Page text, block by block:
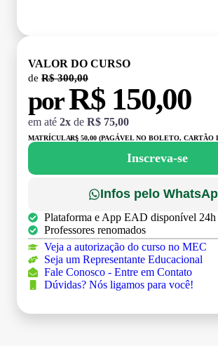
VALOR DO CURSO
de R$ 300,00
porR$ 150,00
em até 2x de R$ 75,00
MATRÍCULA:R$ 50,00 (PAGÁVEL NO BOLETO, CARTÃO
Inscreva-se
Infos pelo
Plataforma e App EAD disponível 24h
Professores renomados
Veja a autorização do curso no MEC
Seja um Representante Educacional
Fale Conosco - Entre em Contato
Dúvidas? Nós ligamos para você!